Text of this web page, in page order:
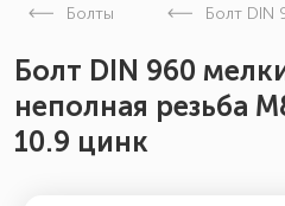
Болты Болт DIN
Болт DIN 960
неполная резьба
10.9 цинк